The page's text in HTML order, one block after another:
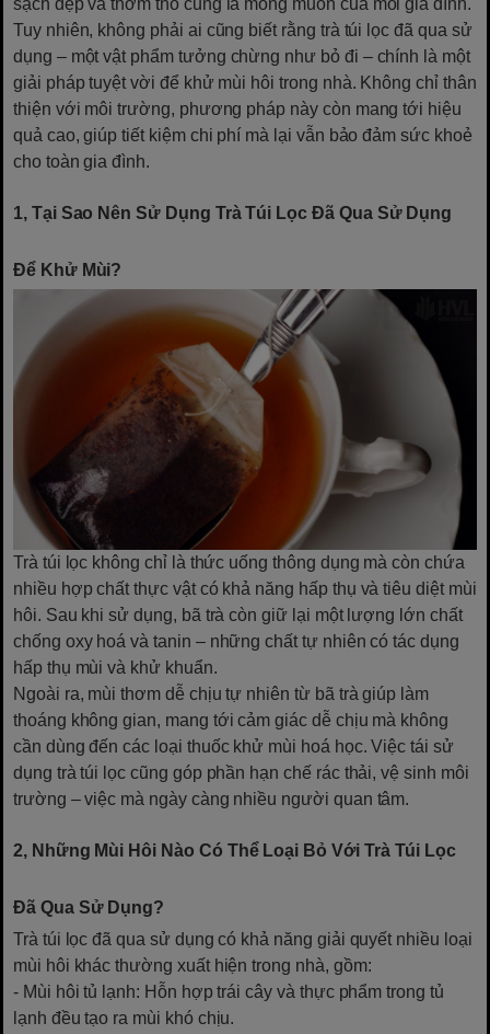
Tuy nhiên, không phải ai cũng biết rằng trà túi lọc đã qua sử
dụng – một vật phẩm tưởng chừng như bỏ đi – chính là một
giải pháp tuyệt vời để khử mùi hôi trong nhà. Không chỉ thân
thiện với môi trường, phương pháp này còn mang tới hiệu
quả cao, giúp tiết kiệm chi phí mà lại vẫn bảo đảm sức khoẻ
cho toàn gia đình.
1, Tại Sao Nên Sử Dụng Trà Túi Lọc Đã Qua Sử Dụng
Để Khử Mùi?
Trà túi lọc không chỉ là thức uống thông dụng mà còn chứa
nhiều hợp chất thực vật có khả năng hấp thụ và tiêu diệt mùi
hôi. Sau khi sử dụng, bã trà còn giữ lại một lượng lớn chất
chống oxy hoá và tanin – những chất tự nhiên có tác dụng
hấp thụ mùi và khử khuẩn.
Ngoài ra, mùi thơm dễ chịu tự nhiên từ bã trà giúp làm
thoáng không gian, mang tới cảm giác dễ chịu mà không
cần dùng đến các loại thuốc khử mùi hoá học. Việc tái sử
dụng trà túi lọc cũng góp phần hạn chế rác thải, vệ sinh môi
trường – việc mà ngày càng nhiều người quan tâm.
2, Những Mùi Hôi Nào Có Thể Loại Bỏ Với Trà Túi Lọc
Đã Qua Sử Dụng?
Trà túi lọc đã qua sử dụng có khả năng giải quyết nhiều loại
mùi hôi khác thường xuất hiện trong nhà, gồm:
- Mùi hôi tủ lạnh: Hỗn hợp trái cây và thực phẩm trong tủ
lạnh đều tạo ra mùi khó chịu.